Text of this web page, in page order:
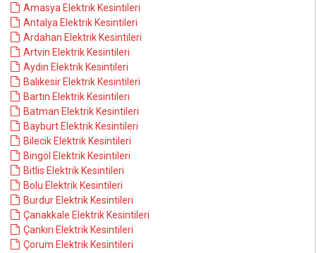
Amasya Elektrik Kesintileri
Antalya Elektrik Kesintileri
Ardahan Elektrik Kesintileri
Artvin Elektrik Kesintileri
Aydın Elektrik Kesintileri
Balıkesir Elektrik Kesintileri
Bartın Elektrik Kesintileri
Batman Elektrik Kesintileri
Bayburt Elektrik Kesintileri
Bilecik Elektrik Kesintileri
Bingöl Elektrik Kesintileri
Bitlis Elektrik Kesintileri
Bolu Elektrik Kesintileri
Burdur Elektrik Kesintileri
Çanakkale Elektrik Kesintileri
Çankırı Elektrik Kesintileri
Çorum Elektrik Kesintileri